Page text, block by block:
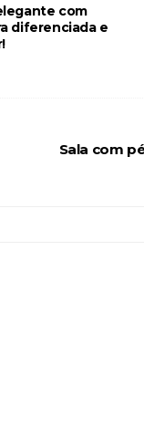
com
diferenciada e
Sala com